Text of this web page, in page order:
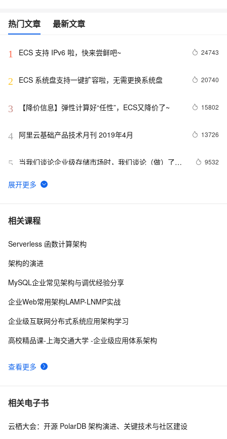
热门文章 最新文章
1 ECS 支持 IPv6 啦，快来尝鲜吧~ 24743
2 ECS 系统盘支持一键扩容啦，无需更换系统盘 20740
3 【降价信息】弹性计算好“任性”，ECS又降价了~ 15802
4 阿里云基础产品技术月刊 2019年4月 13726
5
当我们谈论企业级存储市场时，我们谈论（做）了什
9532
6 统一预付费ECS资源到期日
7 阿里云智能基础产品技术月刊 2019年5月
8 阿里云郑晓：浅谈GPU虚拟化技术（第三章）
10阿里云基础产品技术月刊 2019年1月
相关课程
查看更多
Serverless 函数计算架构
架构的演进
MySQL企业常见架构与调优经验分享
企业Web常用架构LAMP-LNMP实战
企业级互联网分布式系统应用架构学习
高校精品课-上海交通大学 -企业级应用体系架构
相关电子书
云栖大会：开源 PolarDB 架构演进、关键技术与社区建设